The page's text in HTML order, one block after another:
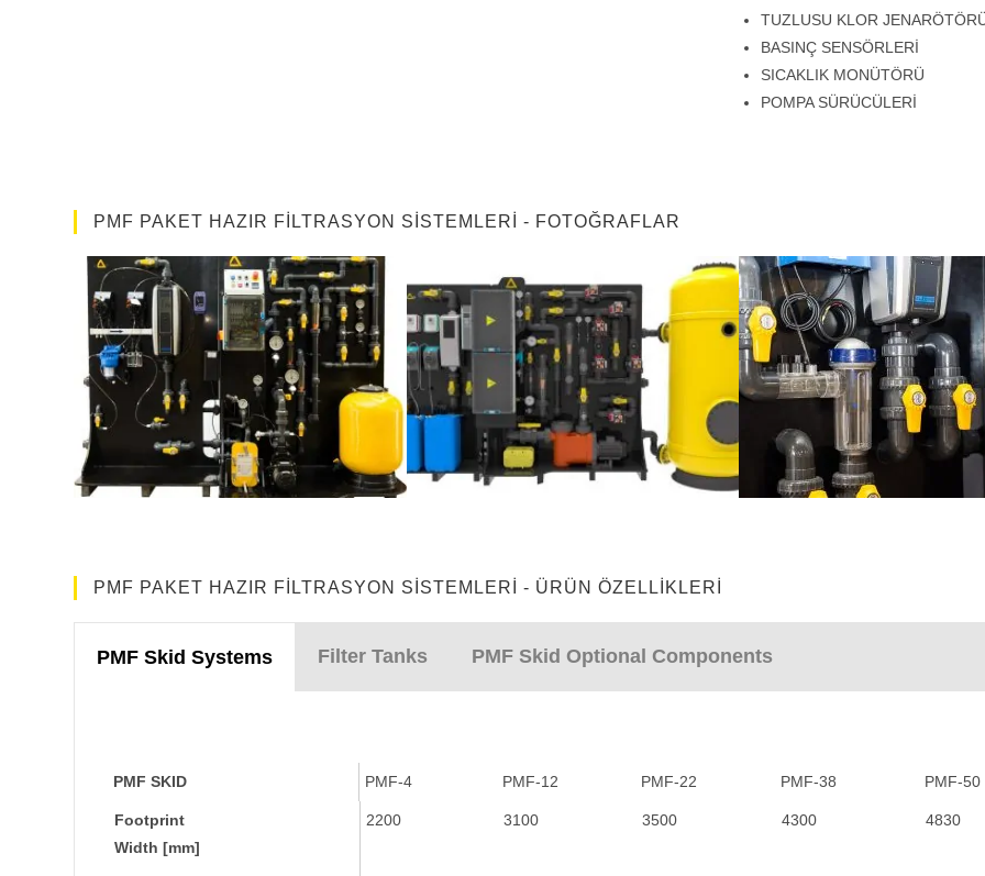
TUZLUSU KLOR
BASINÇ SENSÖRLERİ
SICAKLIK MONÜTÖRÜ
POMPA SÜRÜCÜLERİ
PMF PAKET HAZIR FILTRASYON SISTEMLERI - FOTOĞRAFLAR
PMF PAKET HAZIR FILTRASYON SISTEMLERI - ÜRÜN ÖZELLİKLERİ
PMF Skid Systems
PMF SKID PMF-4 PMF-12 PMF-22 PMF-38
PMF-50
PMF SKID
PMF-4 PMF-12 PMF-22 PMF-38 PMF-50
Footprint
Width [mm]
2200 3100 3500 4300 4830
Filter Tanks PMF Skid Optional Components